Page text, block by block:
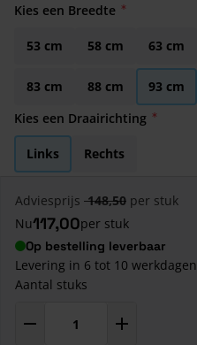
Kies een Breedte
53 cm 58 cm 63 cm
83 cm 88 cm 93 cm
Kies een Draairichting
Links Rechts
Adviesprijs 148,50 per stuk
Nu117,00per stuk
Op bestelling leverbaar
Levering in 6 tot 10 werkdagen
Aantal stuks